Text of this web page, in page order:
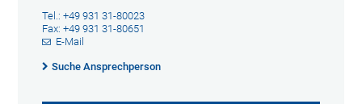
Tel.: +49 931 31-80023
Fax: +49 931 31-80651
E-Mail
Suche Ansprechperson